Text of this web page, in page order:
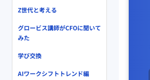
Z世代と考える
グロービス講師がCFOに聞いて
みた
学び交換
AIワークシフトトレンド編